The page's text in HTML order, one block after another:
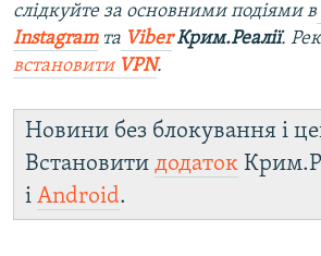
слідкуйте за основними подіями в
Instagramта Viber Крим.Реалії.
встановити VPN.
Новини без блокування і
Встановити додаток
і Android.